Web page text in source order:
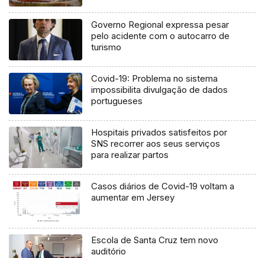
Governo Regional expressa pesar
pelo acidente com o autocarro de
turismo
Covid-19: Problema no sistema
impossibilita divulgação de dados
portugueses
Hospitais privados satisfeitos por
SNS recorrer aos seus serviços
para realizar partos
Casos diários de Covid-19 voltam a
aumentar em Jersey
Escola de Santa Cruz tem novo
auditório